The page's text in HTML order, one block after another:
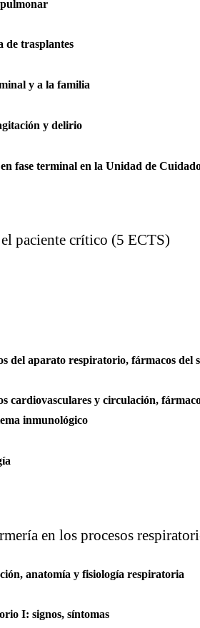
de trasplantes
y a la familia
y delirio
fase terminal en la Unidad de
paciente crítico (5 ECTS)
del aparato respiratorio, fármacos del
cardiovasculares y circulación,
inmunológico
en los procesos
anatomía y fisiología respiratoria
I: signos, síntomas